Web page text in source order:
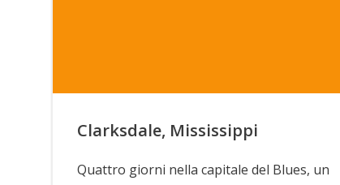
Clarksdale, Mississippi
Quattro giorni nella capitale del Blues, un